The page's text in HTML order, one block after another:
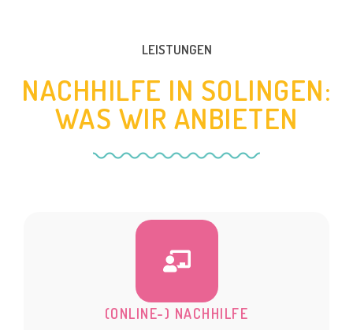
LEISTUNGEN
NACHHILFE IN SOLINGEN:
WAS WIR ANBIETEN
(ONLINE-) NACHHILFE